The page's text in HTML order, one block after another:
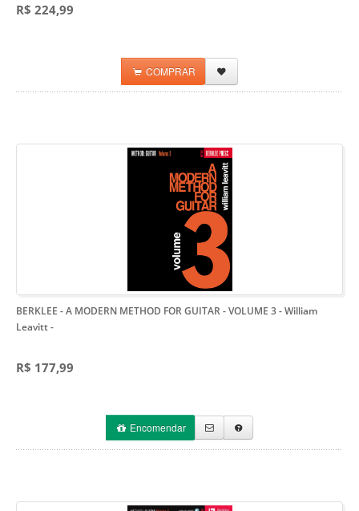
R$ 224,99
COMPRAR
BERKLEE - A MODERN METHOD FOR GUITAR - VOLUME 3 - William
Leavitt-
R$ 177,99
Encomendar